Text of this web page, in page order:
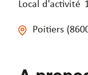
Local d'activité
Poitiers